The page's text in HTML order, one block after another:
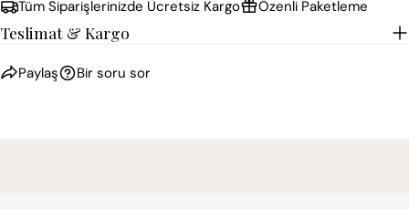
Tüm Siparişlerinizde Ücretsiz Kargo Özenli Paketleme
Teslimat & Kargo
Paylaş Bir soru sor